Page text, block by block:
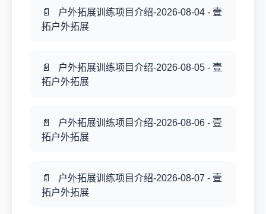
户外拓展训练项目介绍-2026-08-04 - 壹
拓户外拓展
户外拓展训练项目介绍-2026-08-05 - 壹
拓户外拓展
户外拓展训练项目介绍-2026-08-06 - 壹
拓户外拓展
户外拓展训练项目介绍-2026-08-07 - 壹
拓户外拓展